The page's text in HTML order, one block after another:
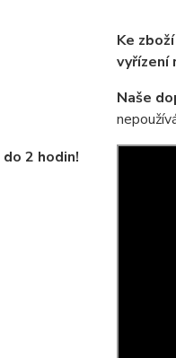
2 hodin!
Ke
vyřízení
Naše